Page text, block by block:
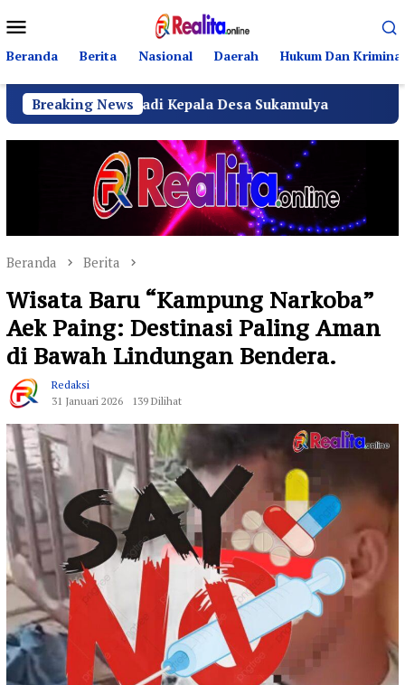
ke
kontenMobile
Beranda Berita Nasional Daerah Hukum Dan Kriminal
Breaking News
Menjadi Kepala Desa Sukamulya Ribuan Warga
Beranda Berita
Wisata Baru “Kampung Narkoba”
Aek Paing: Destinasi Paling Aman
di Bawah Lindungan Bendera.
Redaksi
31 Januari 2026
139 Dilihat